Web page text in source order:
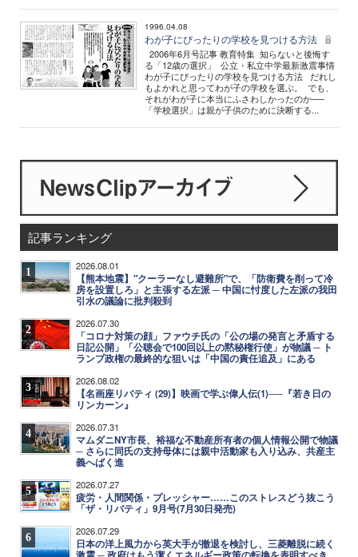
1996.04.08
わが子にぴったりの学校を見つける方法
2006年6月号記事 教育特集 知らないと後悔す
る「12歳の選択」 公立・私立中学最新激震事情
わが子にぴったりの学校を見つける方法 だれし
もよかれと思ってわが子の学校を選ぶ。 でも、
それがわが子に本当にふさわしかったのか──
「学校選択」は親が子供のために決断する...
記事ランキング
1 2026.08.01
【熊本地震】"クーラーなし避難所"で、「防衛費を削って冷
房を設置しろ」と主張する左派 ─ 中国に忖度した左派の我田
引水の議論に批判殺到
2 2026.07.30
「コロナ対策の顔」ファウチ氏の「公の場の発言と矛盾する
日記公開」「公聴会で100回以上の黙秘権行使」が物議 ─ ト
ランプ政権の最終的な狙いは「中国の責任追及」にある
3 2026.08.02
【名画座リバティ (29)】映画で学ぶ偉人伝(1)──『若き日の
リンカーン』
4 2026.07.31
マムダニNY市長、裕福な不動産所有者の個人情報公開で物議
─ さらに同氏の支持母体には親中活動家も入り込み、共産主
義へばく進
5 2026.07.27
疲労・人間関係・プレッシャー……このストレスどう抜こう
「ザ・リバティ」9月号(7月30日発売)
6 2026.07.29
日本の洋上風力から英大手が撤退を検討し、三菱離脱に続く